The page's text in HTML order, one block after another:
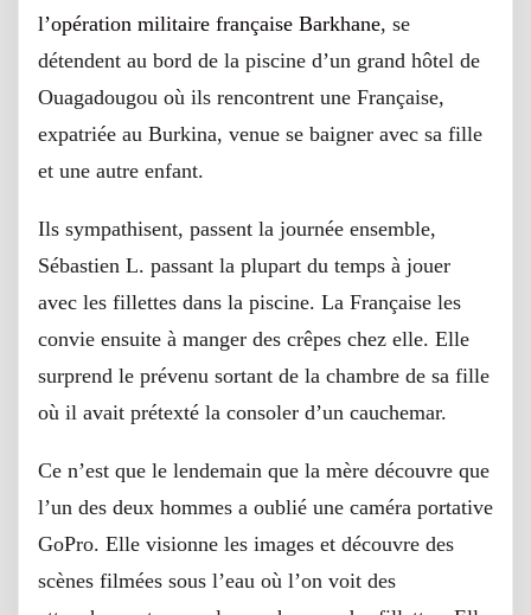
l’opération militaire française Barkhane, se
détendent au bord de la piscine d’un grand hôtel de
Ouagadougou où ils rencontrent une Française,
expatriée au Burkina, venue se baigner avec sa fille
et une autre enfant.
Ils sympathisent, passent la journée ensemble,
Sébastien L. passant la plupart du temps à jouer
avec les fillettes dans la piscine. La Française les
convie ensuite à manger des crêpes chez elle. Elle
surprend le prévenu sortant de la chambre de sa fille
où il avait prétexté la consoler d’un cauchemar.
Ce n’est que le lendemain que la mère découvre que
l’un des deux hommes a oublié une caméra portative
GoPro. Elle visionne les images et découvre des
scènes filmées sous l’eau où l’on voit des